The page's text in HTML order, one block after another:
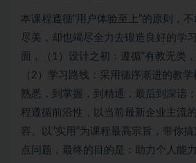
本课程遵循“用户体验至上”的原则，
尽美，却也竭尽全力去锻造良好的学
面，（1）设计之初：遵循“有教无类
（2）学习路线：采用循序渐进的教
熟悉，到掌握，到精通，最后到深谙
程遵循前沿性，以当前最新企业主流
容。以“实用”为课程最高宗旨，带你
点问题，最终的目的是：助力个人能